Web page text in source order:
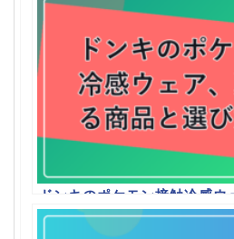
ドンキのポケモン接触冷感ウ
る商品と選び方まとめ